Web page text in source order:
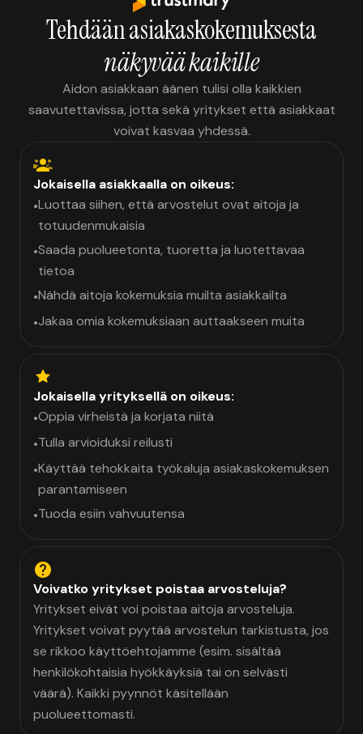
Tehdään asiakaskokemuksesta
näkyvää kaikille
Aidon asiakkaan äänen tulisi olla kaikkien
saavutettavissa, jotta sekä yritykset että asiakkaat
voivat kasvaa yhdessä.
Jokaisella asiakkaalla on oikeus:
•Luottaa siihen, että arvostelut ovat aitoja ja
totuudenmukaisia
•Saada puolueetonta, tuoretta ja luotettavaa
tietoa
•Nähdä aitoja kokemuksia muilta asiakkailta
•Jakaa omia kokemuksiaan auttaakseen muita
Jokaisella yrityksellä on oikeus:
•Oppia virheistä ja korjata niitä
•Tulla arvioiduksi reilusti
•Käyttää tehokkaita työkaluja asiakaskokemuksen
parantamiseen
•Tuoda esiin vahvuutensa
Voivatko yritykset poistaa arvosteluja?
Yritykset eivät voi poistaa aitoja arvosteluja.
Yritykset voivat pyytää arvostelun tarkistusta, jos
se rikkoo käyttöehtojamme (esim. sisältää
henkilökohtaisia hyökkäyksiä tai on selvästi
väärä). Kaikki pyynnöt käsitellään
puolueettomasti.